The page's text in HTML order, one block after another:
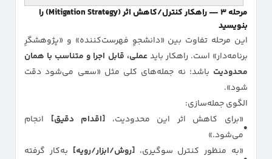
مرحله ۳ — راهکار کنترل/کاهش اثر (Mitigation Strategy) را
بنویسید
این مرحله تفاوت بین «دانشجوِ فهرست‌کننده» و «پژوهشگرِ
برنامه‌دار» است. راهکار بایدعملی، قابل اجرا و متناسب با همان
محدودیت باشد؛ نه جمله‌های کلی مثل «سعی می‌شود دقت
شود».
الگوی جمله‌سازی:
«برای کاهش اثر این محدودیت، [اقدام دقیق] انجام
می‌شود.»
«به منظور کنترل سوگیری،[روش/ابزار/رویه] به‌کار گرفته